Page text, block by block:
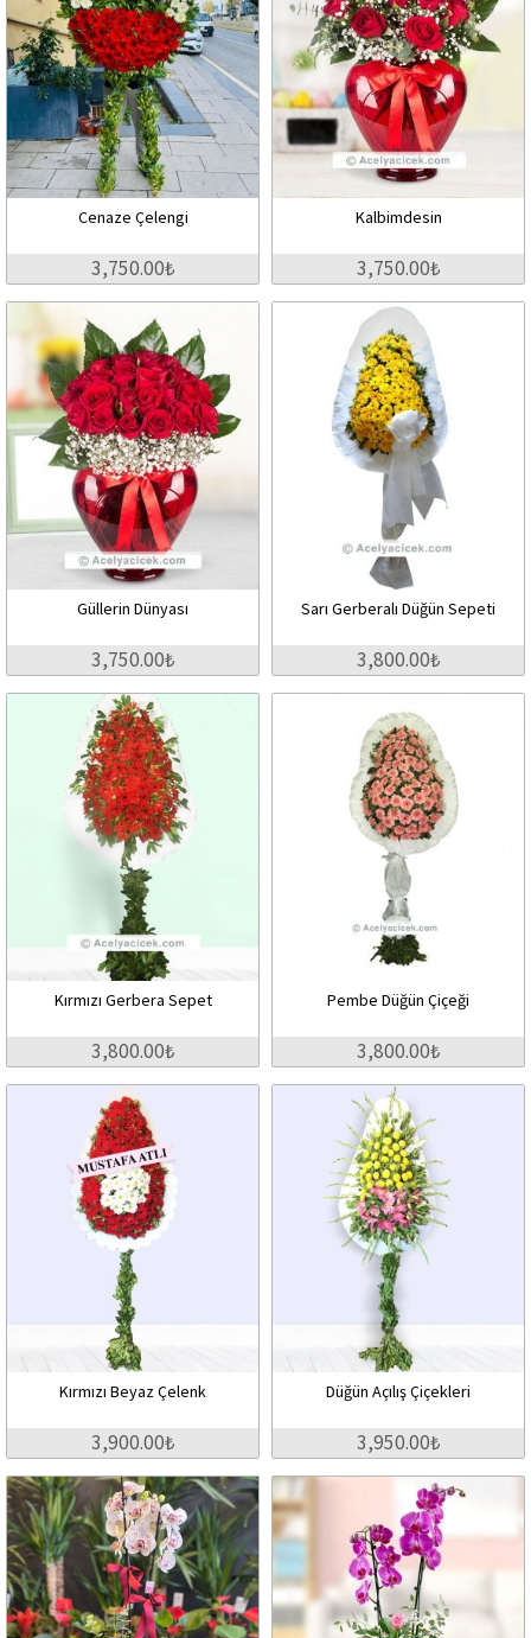
Cenaze Çelengi
3,750.00₺
Kalbimdesin
3,750.00₺
Güllerin Dünyası
3,750.00₺
Sarı Gerberalı Düğün Sepeti
3,800.00₺
Kırmızı Gerbera Sepet
3,800.00₺
Pembe Düğün Çiçeği
3,800.00₺
Kırmızı Beyaz Çelenk
3,900.00₺
Düğün Açılış Çiçekleri
3,950.00₺